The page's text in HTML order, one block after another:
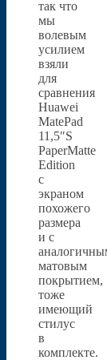
так что
мы
волевым
усилием
взяли
для
сравнения
Huawei
MatePad
11,5″S
PaperMatte
Edition
с
экраном
похожего
размера
и с
матовым
покрытием,
тоже
имеющий
стилус
в
комплекте.